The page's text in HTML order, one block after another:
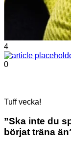
4
0
Tuff vecka!
”Ska inte du
börjat träna